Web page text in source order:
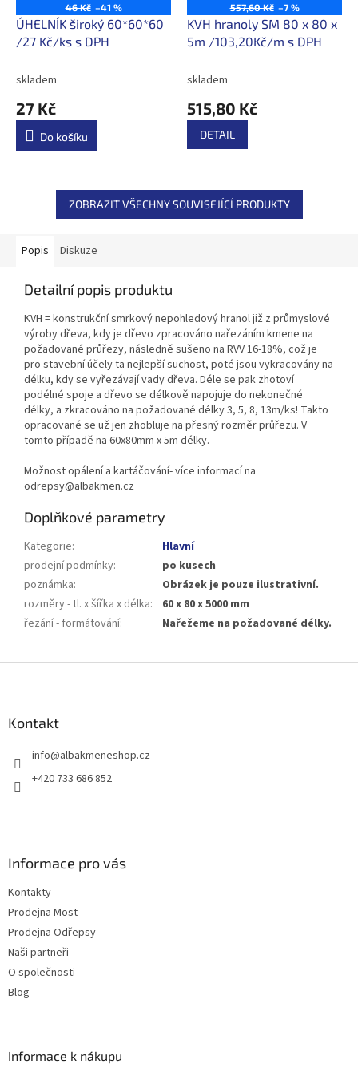
46 Kč –41 %
ÚHELNÍK široký 60*60*60
/27 Kč/ks s DPH
skladem
27 Kč
Do košíku
557,60 Kč –7 %
KVH hranoly SM 80 x 80 x
5m /103,20Kč/m s DPH
skladem
515,80 Kč
DETAIL
ZOBRAZIT VŠECHNY SOUVISEJÍCÍ PRODUKTY
Popis Diskuze
Detailní popis produktu
KVH = konstrukční smrkový nepohledový hranol již z průmyslové
výroby dřeva, kdy je dřevo zpracováno nařezáním kmene na
požadované průřezy, následně sušeno na RVV 16-18%, což je
pro stavební účely ta nejlepší suchost, poté jsou vykracovány na
délku, kdy se vyřezávají vady dřeva. Déle se pak zhotoví
podélné spoje a dřevo se délkově napojuje do nekonečné
délky, a zkracováno na požadované délky 3, 5, 8, 13m/ks! Takto
opracované se už jen zhobluje na přesný rozměr průřezu. V
tomto případě na 60x80mm x 5m délky.
Možnost opálení a kartáčování- více informací na
odrepsy@albakmen.cz
Doplňkové parametry
Kategorie:
Hlavní
prodejní podmínky:
po kusech
poznámka:
Obrázek je pouze ilustrativní.
rozměry - tl. x šířka x délka:
60 x 80 x 5000 mm
řezání - formátování: Nařežeme na požadované délky.
Kontakt
info@albakmeneshop.cz
+420 733 686 852
Informace pro vás
Kontakty
Prodejna Most
Prodejna Odřepsy
Naši partneři
O společnosti
Blog
Informace k nákupu